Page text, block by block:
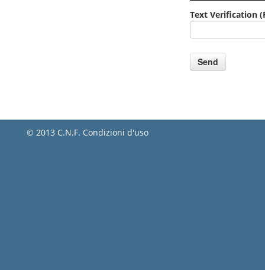
Text Verification
© 2013 C.N.F. Condizioni d'uso